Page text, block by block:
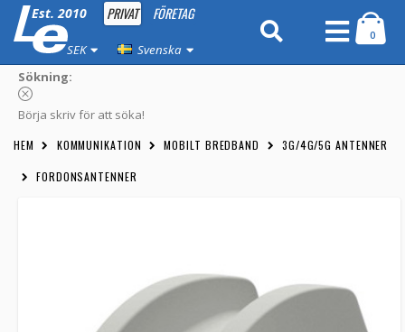
Est. 2010 PRIVAT FÖRETAG
SEK Svenska
0
Sökning:
Börja skriv för att söka!
HEM KOMMUNIKATION MOBILT BREDBAND 3G/4G/5G ANTENNER
FORDONSANTENNER